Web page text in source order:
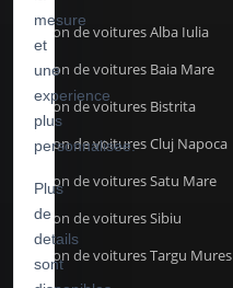
Location de voitures Alba Iulia
Location de voitures Baia Mare
Location de voitures Bistrita
Location de voitures Cluj Napoca
Location de voitures Satu Mare
Location de voitures Sibiu
Location de voitures Targu Mures
mesure
et
une
experience
plus
personnalisee.
Plus
de
details
sont